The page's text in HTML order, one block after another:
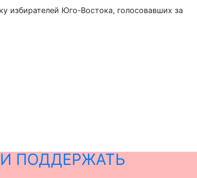
избирателей Юго-Востока, голосовавших за
ПОДДЕРЖАТЬ